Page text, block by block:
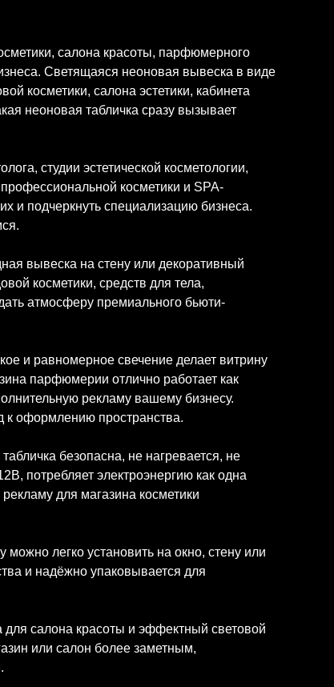
салона красоты, парфюмерного
Светящаяся неоновая вывеска в виде
косметики, салона эстетики, кабинета
неоновая табличка сразу вызывает
студии эстетической косметологии,
косметики и SPA-
и подчеркнуть специализацию бизнеса.
вывеска на стену или декоративный
косметики, средств для тела,
атмосферу премиального бьюти-
и равномерное свечение делает витрину
парфюмерии отлично работает как
рекламу вашему бизнесу.
к оформлению пространства.
безопасна, не нагревается, не
потребляет электроэнергию как одна
для магазина косметики
легко установить на окно, стену или
и надёжно упаковывается для
салона красоты и эффектный световой
или салон более заметным,